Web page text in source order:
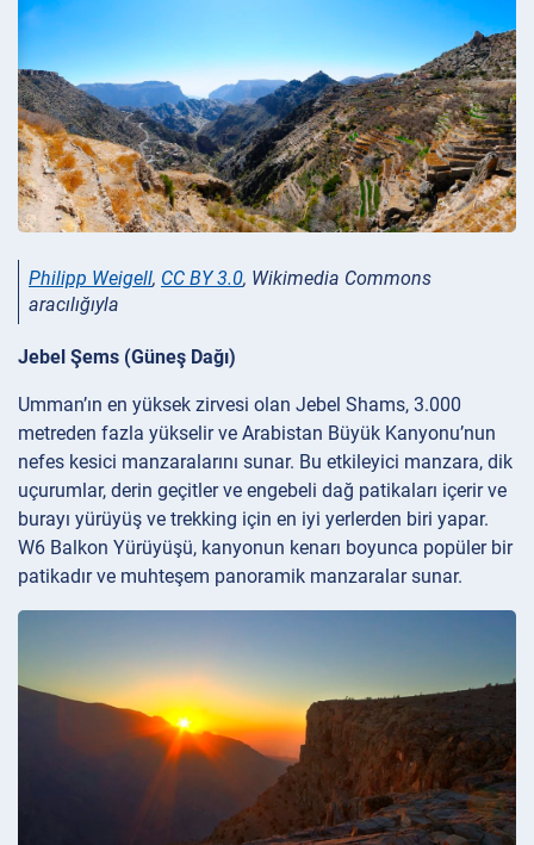
Philipp Weigell, CC BY 3.0, Wikimedia Commons
aracılığıyla
Jebel Şems (Güneş Dağı)
Umman’ın en yüksek zirvesi olan Jebel Shams, 3.000
metreden fazla yükselir ve Arabistan Büyük Kanyonu’nun
nefes kesici manzaralarını sunar. Bu etkileyici manzara, dik
uçurumlar, derin geçitler ve engebeli dağ patikaları içerir ve
burayı yürüyüş ve trekking için en iyi yerlerden biri yapar.
W6 Balkon Yürüyüşü, kanyonun kenarı boyunca popüler bir
patikadır ve muhteşem panoramik manzaralar sunar.